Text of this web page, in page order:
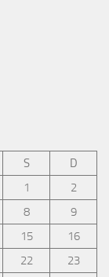
S
D
1
2
8
9
15
16
22
23